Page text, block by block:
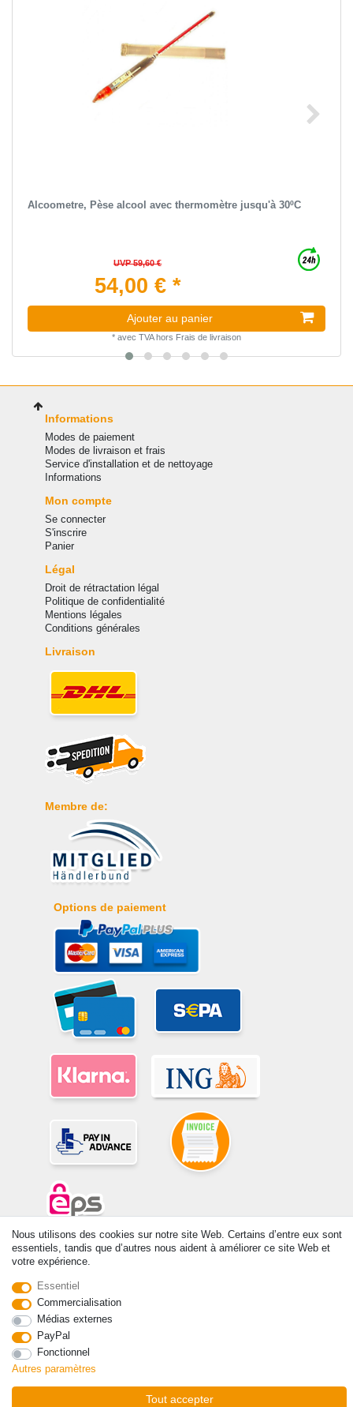
Alcoometre, Pèse alcool avec thermomètre jusqu'à 30ºC
UVP 59,60 €
54,00 € *
Ajouter au panier
* avec TVAhors Frais de livraison
Informations
Modes de paiement
Modes de livraison et frais
Service d'installation et de nettoyage
Informations
Mon compte
Se connecter
S'inscrire
Panier
Légal
Droit de rétractation légal
Politique de confidentialité
Mentions légales
Conditions générales
Livraison
Membre de:
Options de paiement
© Copyright 2026 | Tous droits réservés. -Tous droits réservés – Les
prix indiqués par le Vendeur au moment de la commande sont libellés
Nous utilisons des cookies sur notre site Web. Certains d’entre eux sont
essentiels, tandis que d’autres nous aident à améliorer ce site Web et
votre expérience.
Essentiel
Commercialisation
Médias externes
PayPal
Fonctionnel
Autres paramètres
Tout accepter
Rétracter le contrat ici